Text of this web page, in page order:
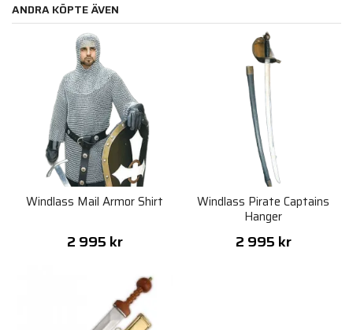
ANDRA KÖPTE ÄVEN
Windlass Mail Armor Shirt
2 995 kr
Windlass Pirate Captains
Hanger
2 995 kr